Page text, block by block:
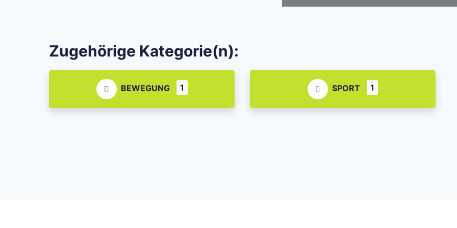
Zugehörige Kategorie(n):
BEWEGUNG 1 SPORT 1